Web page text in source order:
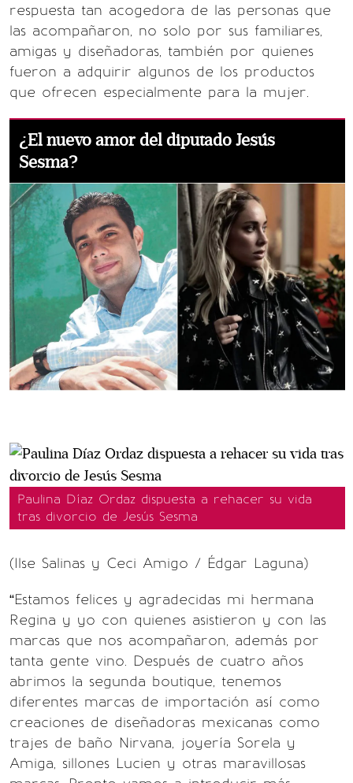
respuesta tan acogedora de las personas que
las acompañaron, no solo por sus familiares,
amigas y diseñadoras, también por quienes
fueron a adquirir algunos de los productos
que ofrecen especialmente para la mujer.
¿El nuevo amor del diputado Jesús
Sesma?
Paulina Díaz Ordaz dispuesta a rehacer su vida
tras divorcio de Jesús Sesma
(Ilse Salinas y Ceci Amigo / Édgar Laguna)
“Estamos felices y agradecidas mi hermana
Regina y yo con quienes asistieron y con las
marcas que nos acompañaron, además por
tanta gente vino. Después de cuatro años
abrimos la segunda boutique, tenemos
diferentes marcas de importación así como
creaciones de diseñadoras mexicanas como
trajes de baño Nirvana, joyería Sorela y
Amiga, sillones Lucien y otras maravillosas